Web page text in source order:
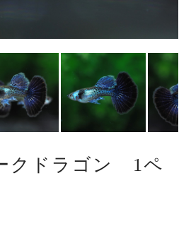
クドラゴン 1ペ